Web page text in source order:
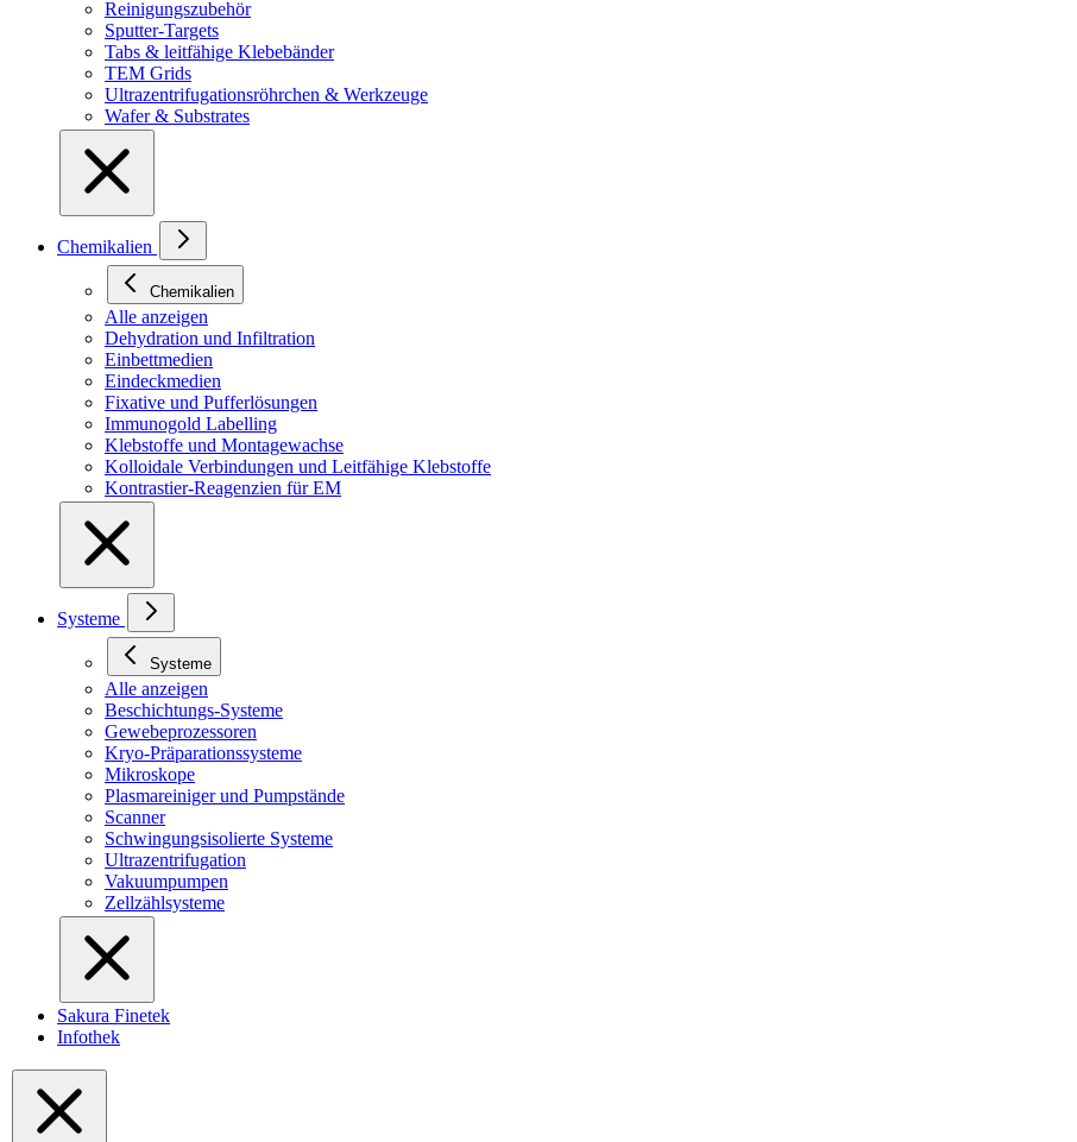
Reinigungszubehör
Sputter-Targets
Tabs & leitfähige Klebebänder
TEM Grids
Ultrazentrifugationsröhrchen & Werkzeuge
Wafer & Substrates
Chemikalien
Chemikalien
Alle anzeigen
Dehydration und Infiltration
Einbettmedien
Eindeckmedien
Fixative und Pufferlösungen
Immunogold Labelling
Klebstoffe und Montagewachse
Kolloidale Verbindungen und Leitfähige Klebstoffe
Kontrastier-Reagenzien für EM
Systeme
Systeme
Alle anzeigen
Beschichtungs-Systeme
Gewebeprozessoren
Kryo-Präparationssysteme
Mikroskope
Plasmareiniger und Pumpstände
Scanner
Schwingungsisolierte Systeme
Ultrazentrifugation
Vakuumpumpen
Zellzählsysteme
Sakura Finetek
Infothek